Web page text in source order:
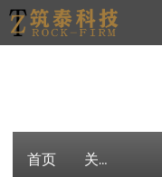
首页 关于我们